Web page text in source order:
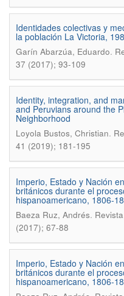
Identidades colectivas y
la población La Victoria,
Garí­n Abarzúa, Eduardo.
37 (2017); 93-109
Identity, integration, and
and Peruvians around the
Neighborhood
Loyola Bustos, Christian.
41 (2019); 181-195
Imperio, Estado y Nación
británicos durante el
hispanoamericano, 1806-
Baeza Ruz, Andrés.
(2017); 67-88
Imperio, Estado y Nación
británicos durante el
hispanoamericano, 1806-